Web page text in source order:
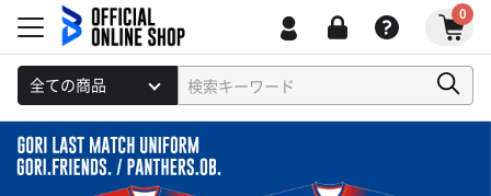
0